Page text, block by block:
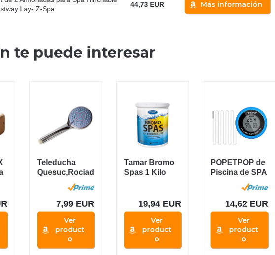
Lay- Z-Spa
44,73 EUR Más información
te puede interesar
Teleducha
Quesuc,Rociad
or universal de
7,99 EUR
Ver
product
o
Tamar Bromo
Spas 1 Kilo
19,94 EUR
Ver
product
o
POPETPOP de
Piscina de SPA
de Piscina con
Flotante...
14,62 EUR
Ver
product
o